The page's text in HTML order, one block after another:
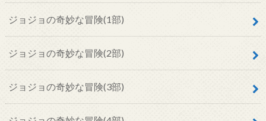
ジョジョの奇妙な冒険(1部)
ジョジョの奇妙な冒険(2部)
ジョジョの奇妙な冒険(3部)